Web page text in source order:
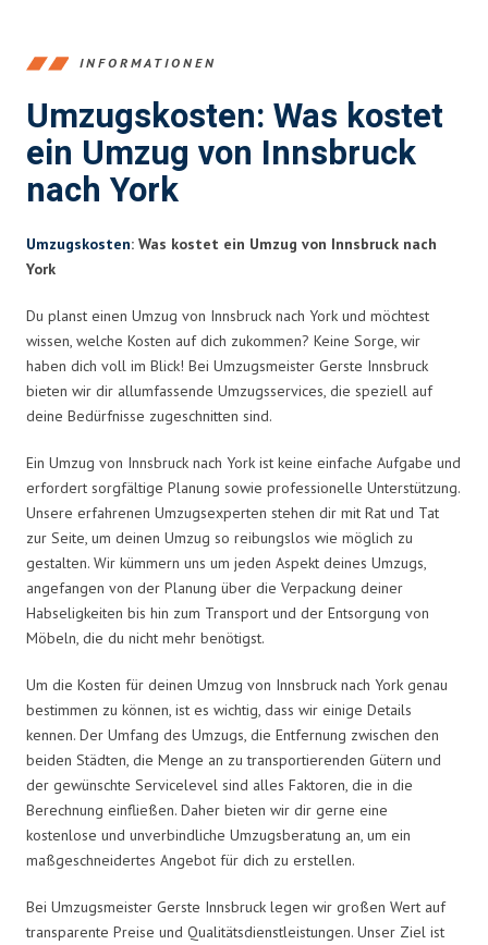
INFORMATIONEN
Umzugskosten: Was kostet
ein Umzug von Innsbruck
nach York
Umzugskosten: Was kostet ein Umzug von Innsbruck nach
York
Du planst einen Umzug von Innsbruck nach York und möchtest
wissen, welche Kosten auf dich zukommen? Keine Sorge, wir
haben dich voll im Blick! Bei Umzugsmeister Gerste Innsbruck
bieten wir dir allumfassende Umzugsservices, die speziell auf
deine Bedürfnisse zugeschnitten sind.
Ein Umzug von Innsbruck nach York ist keine einfache Aufgabe und
erfordert sorgfältige Planung sowie professionelle Unterstützung.
Unsere erfahrenen Umzugsexperten stehen dir mit Rat und Tat
zur Seite, um deinen Umzug so reibungslos wie möglich zu
gestalten. Wir kümmern uns um jeden Aspekt deines Umzugs,
angefangen von der Planung über die Verpackung deiner
Habseligkeiten bis hin zum Transport und der Entsorgung von
Möbeln, die du nicht mehr benötigst.
Um die Kosten für deinen Umzug von Innsbruck nach York genau
bestimmen zu können, ist es wichtig, dass wir einige Details
kennen. Der Umfang des Umzugs, die Entfernung zwischen den
beiden Städten, die Menge an zu transportierenden Gütern und
der gewünschte Servicelevel sind alles Faktoren, die in die
Berechnung einfließen. Daher bieten wir dir gerne eine
kostenlose und unverbindliche Umzugsberatung an, um ein
maßgeschneidertes Angebot für dich zu erstellen.
Bei Umzugsmeister Gerste Innsbruck legen wir großen Wert auf
transparente Preise und Qualitätsdienstleistungen. Unser Ziel ist